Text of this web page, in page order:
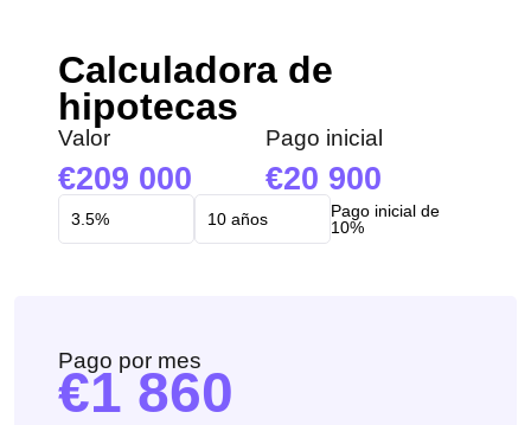
Calculadora de
hipotecas
Valor
209 000
Pago inicial
20 900
Pago inicial de
10%
Pago por mes
1 860